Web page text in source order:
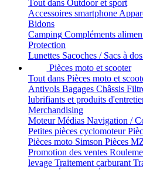
Tout dans Outdoor et sport
Accessoires smartphone
Bidons
Camping Compléments
Protection
Lunettes Sacoches / Sacs à dos
Pièces moto et scooter
Tout dans Pièces moto et
Antivols Bagages Châssis
lubrifiants et produits
Merchandising
Moteur Médias Navigation /
Petites pièces cyclomoteur
Pièces moto Simson Pièces
Promotion des ventes
levage Traitement carburant